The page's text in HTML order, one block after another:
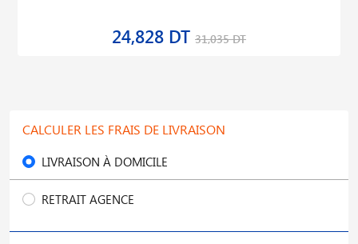
24,828 DT 31,035 DT
CALCULER LES FRAIS DE LIVRAISON
LIVRAISON À DOMICILE
RETRAIT AGENCE